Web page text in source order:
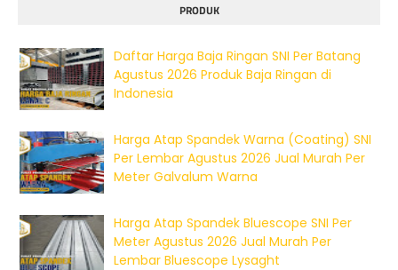
PRODUK
Daftar Harga Baja Ringan SNI Per Batang
Agustus 2026 Produk Baja Ringan di
Indonesia
Harga Atap Spandek Warna (Coating) SNI
Per Lembar Agustus 2026 Jual Murah Per
Meter Galvalum Warna
Harga Atap Spandek Bluescope SNI Per
Meter Agustus 2026 Jual Murah Per
Lembar Bluescope Lysaght